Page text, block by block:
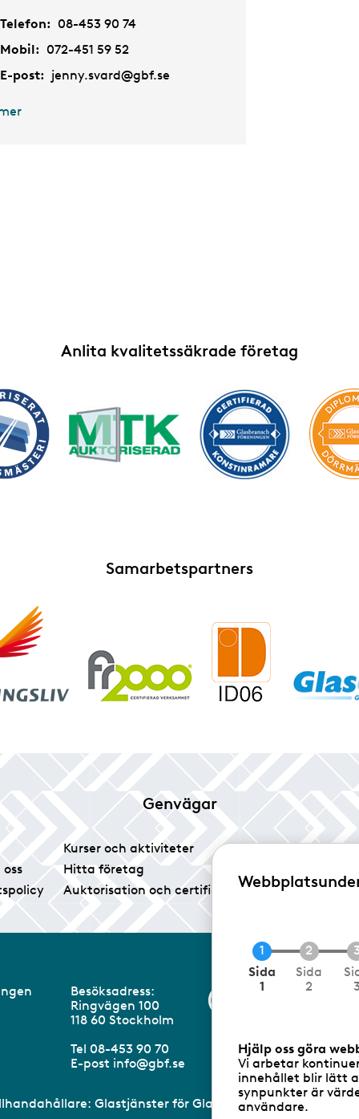
Telefon: 08-453 90 74
Mobil: 072-451 59 52
E-post: jenny.svard@gbf.se
Anlita kvalitetssäkrade företag
Samarbetspartners
Genvägar
Kurser och aktiviteter
Hitta företag
Auktorisation och certifiering
Tidningen Glas
Besöksadress:
Ringvägen 100
118 60 Stockholm
Tel 08-453 90 70
E-post info@gbf.se
Glastjänster för Glasbranschföreningen AB
N
a
n
d
e
Sida
1
Sida
2
3
Hjälp oss göra
Vi arbetar
innehållet blir lätt
synpunkter är
användare.